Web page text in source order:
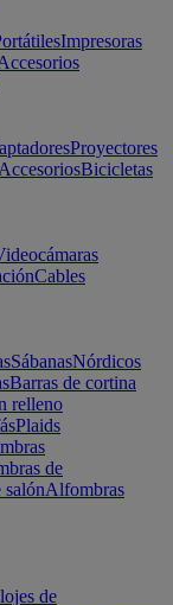
Impresoras
Proyectores
AccesoriosBicicletas
Cables
SábanasNórdicos
Barras de cortina
relleno
Plaids
de
Alfombras
de